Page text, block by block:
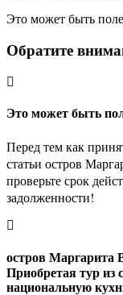
Это может быть
Обратите
Это может быть
Перед тем как
статьи остров
проверьте срок
задолженности!
остров Маргарита
Приобретая тур из
национальную